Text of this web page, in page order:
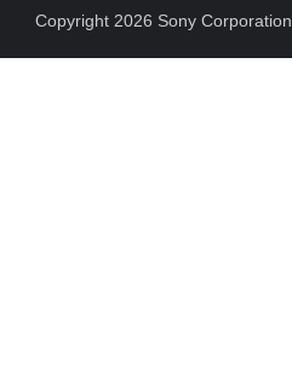
Copyright 2026 Sony Corporation